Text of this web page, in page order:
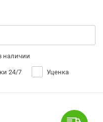
наличии
24/7 Уценка